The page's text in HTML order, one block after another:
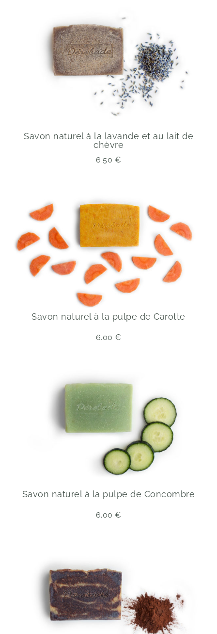
Savon naturel à la lavande et au lait de
chèvre
6.50 €
Savon naturel à la pulpe de Carotte
6.00 €
Savon naturel à la pulpe de Concombre
6.00 €